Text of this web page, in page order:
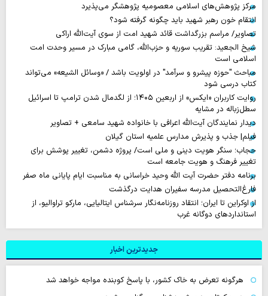
مرکز پژوهش‌های اسلامی معصومیه پژوهشگر می‌پذیرد
انتقام خون رهبر شهید باید چگونه گرفته شود؟
تصاویر/ مراسم بزرگداشت قائد شهید امت از سوی آیت‌الله اراکی
شیخ الجعید: تقریب سوریه و حزب‌الله، گامی مبارک در مسیر وحدت امت
اسلامی است
مباحث "حوزه پیشرو و سرآمد" در اولویت باشد / «وسائل الشیعه» می‌تواند
کتاب درسی شود
روایت‌ کاربران «ایکس» از اربعین ۱۴۰۵؛ از لگدمال شدن ترامپ تا اسرائیل
سطل‌زباله‌ در مشایه
دیدار نمایندگان آیت‌الله اعرافی با خانواده شهید سامعی + تصاویر
فیلم| جذب و پذیرش مدارس علمیه استان گیلان
حجاب؛ سنگر هویت دینی و ملی است/ پروژه دشمن، تغییر پوشش برای
تغییر فرهنگ و هویت جامعه است
برنامه دفتر حضرت آیت الله وحید خراسانی به مناسبت ایام پایانی ماه صفر
فارغ‌التحصیل مدرسه سفیران هدایت درگذشت
از اوکراین تا ایران؛ انتقاد روزنامه‌نگار سرشناس ایتالیایی، مارکو تراوالیو، از
استانداردهای دوگانه غرب
جدیدترین اخبار
هرگونه تعرض به خاک کشور، با پاسخ کوبنده مواجه خواهد شد